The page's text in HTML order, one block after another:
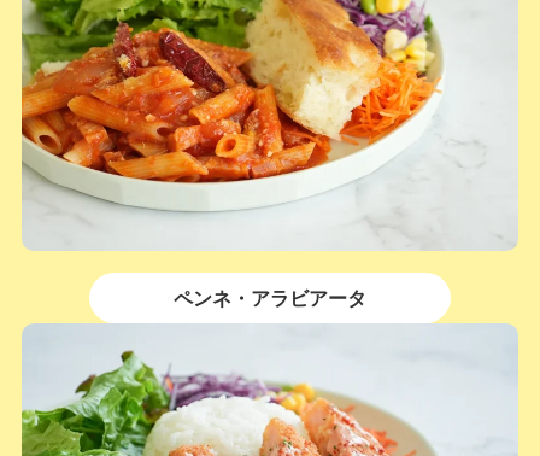
ペンネ・アラビアータ